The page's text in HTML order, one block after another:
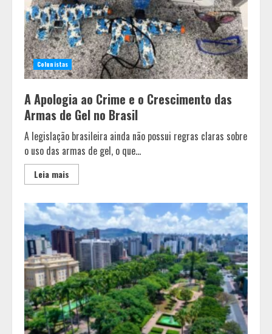
Colunistas
A Apologia ao Crime e o Crescimento das
Armas de Gel no Brasil
A legislação brasileira ainda não possui regras claras sobre
o uso das armas de gel, o que...
Leia mais